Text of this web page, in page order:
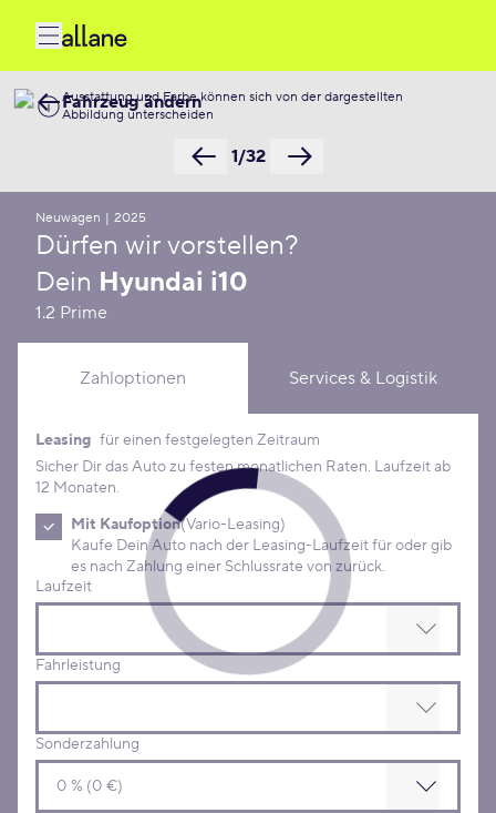
Ausstattung und Farbe können sich von der dargestellten
Abbildung unterscheiden
1/32
Fahrzeug ändern
Neuwagen | 2025
Dürfen wir vorstellen?
Dein Hyundai i10
1.2 Prime
Zahloptionen Services & Logistik
Leasing Konditionen
Leasing für einen festgelegten Zeitraum
Sicher Dir das Auto zu festen monatlichen Raten. Laufzeit ab
12 Monaten.
Mit Kaufoption(Vario-Leasing)
Kaufe Dein Auto nach der Leasing-Laufzeit für oder gib
es nach Zahlung einer Schlussrate von zurück.
Laufzeit
Fahrleistung
Sonderzahlung